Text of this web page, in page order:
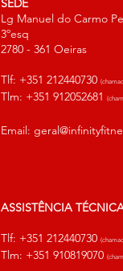
SEDE
Lg Manuel do Carmo
3ºesq
2780 - 361 Oeiras
Tlf: +351 212440730
Tlm: +351 912052681
Email:
ASSISTÊNCIA
Tlf: +351 212440730
Tlm: +351 910819070